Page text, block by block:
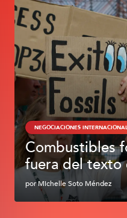
NEGOCIACIONES
Combustibles
fuera del texto
porMichelle Soto Méndez